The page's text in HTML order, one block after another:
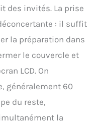
des invités. La prise
: il suffit
la préparation dans
le couvercle et
LCD. On
généralement 60
du reste,
la